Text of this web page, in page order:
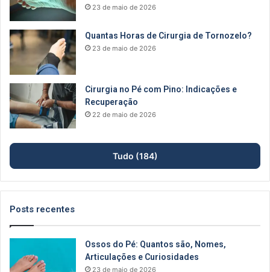
23 de maio de 2026
Quantas Horas de Cirurgia de Tornozelo?
23 de maio de 2026
Cirurgia no Pé com Pino: Indicações e
Recuperação
22 de maio de 2026
Tudo (184)
Posts recentes
Ossos do Pé: Quantos são, Nomes,
Articulações e Curiosidades
23 de maio de 2026